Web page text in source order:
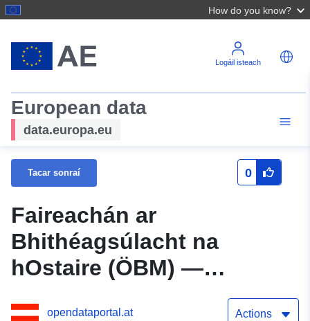
How do you know?
Logáil isteach
European data
data.europa.eu
Tacar sonraí 0
Faireachán ar
Bhithéagsúlacht na
hOstaire (ÖBM) —
Tírdhreach Cultúrtha.
opendataportal.at Actions